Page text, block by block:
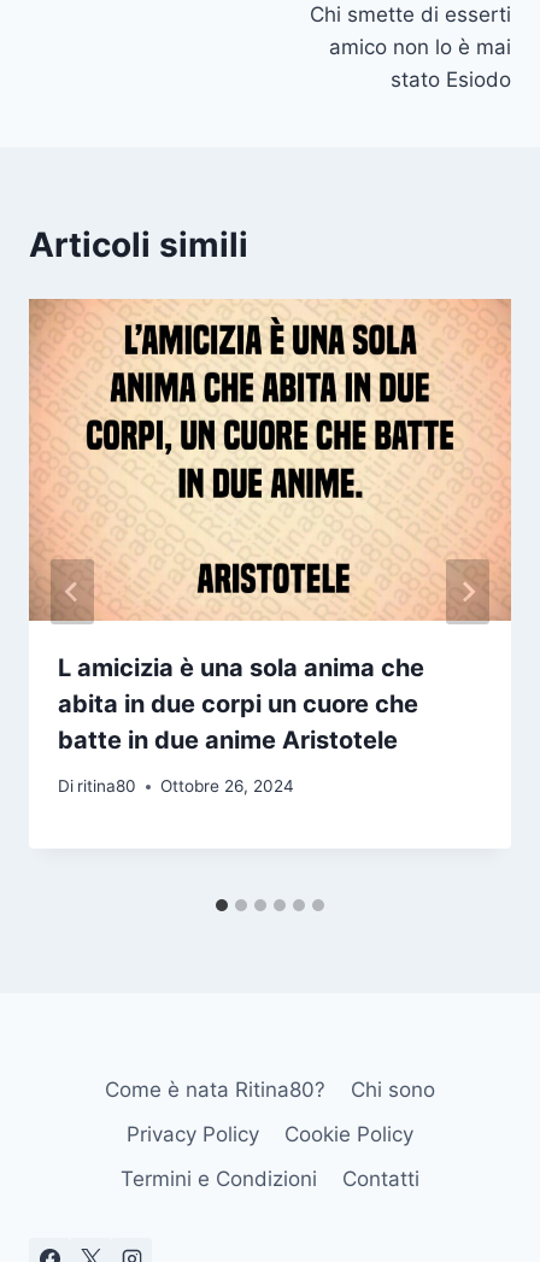
Chi smette di esserti
amico non lo è mai
stato Esiodo
Articoli simili
L amicizia è una sola anima che
abita in due corpi un cuore che
batte in due anime Aristotele
Di ritina80 Ottobre 26, 2024
Come è nata Ritina80?
Chi sono
Privacy Policy
Cookie Policy
Termini e Condizioni
Contatti